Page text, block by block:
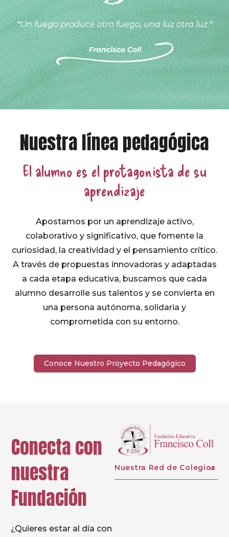
“Un fuego produce otro fuego, una luz otra luz.“
Nuestra línea pedagógica
El alumno es el protagonista de su
aprendizaje
Apostamos por un aprendizaje activo,
colaborativo y significativo, que fomente la
curiosidad, la creatividad y el pensamiento crítico.
A través de propuestas innovadoras y adaptadas
a cada etapa educativa, buscamos que cada
alumno desarrolle sus talentos y se convierta en
una persona autónoma, solidaria y
comprometida con su entorno.
Conoce Nuestro Proyecto Pedagógico
Conecta con
nuestra
Fundación
¿Quieres estar al día con
Nuestra Red de Colegios